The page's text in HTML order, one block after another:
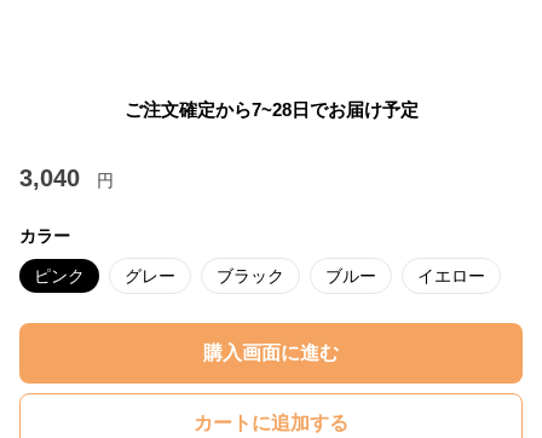
ご注文確定から7~28日でお届け予定
3,040 円
カラー
ピンク グレー ブラック ブルー イエロー
購入画面に進む
カートに追加する